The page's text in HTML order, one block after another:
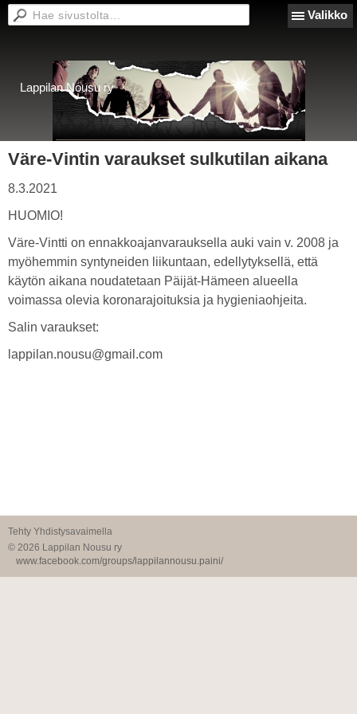
Valikko
Lappilan Nousu ry
Väre-Vintin varaukset sulkutilan aikana
8.3.2021
HUOMIO!
Väre-Vintti on ennakkoajanvarauksella auki vain v. 2008 ja
myöhemmin syntyneiden liikuntaan, edellytyksellä, että
käytön aikana noudatetaan Päijät-Hämeen alueella
voimassa olevia koronarajoituksia ja hygieniaohjeita.
Salin varaukset:
lappilan.nousu@gmail.com
Tehty Yhdistysavaimella
© 2026 Lappilan Nousu ry
www.facebook.com/groups/lappilannousu.paini/